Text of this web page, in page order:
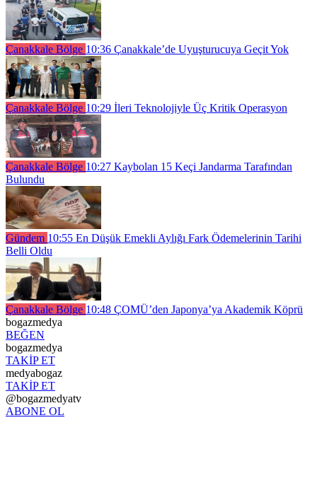
Çanakkale Bölge 10:36 Çanakkale’de Uyuşturucuya Geçit Yok
Çanakkale Bölge 10:29 İleri Teknolojiyle Üç Kritik Operasyon
Çanakkale Bölge 10:27 Kaybolan 15 Keçi Jandarma Tarafından
Bulundu
Gündem 10:55 En Düşük Emekli Aylığı Fark Ödemelerinin Tarihi
Belli Oldu
Çanakkale Bölge 10:48 ÇOMÜ’den Japonya’ya Akademik Köprü
bogazmedya
BEĞEN
bogazmedya
TAKİP ET
medyabogaz
TAKİP ET
@bogazmedyatv
ABONE OL